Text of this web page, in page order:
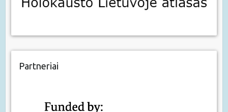
Partneriai